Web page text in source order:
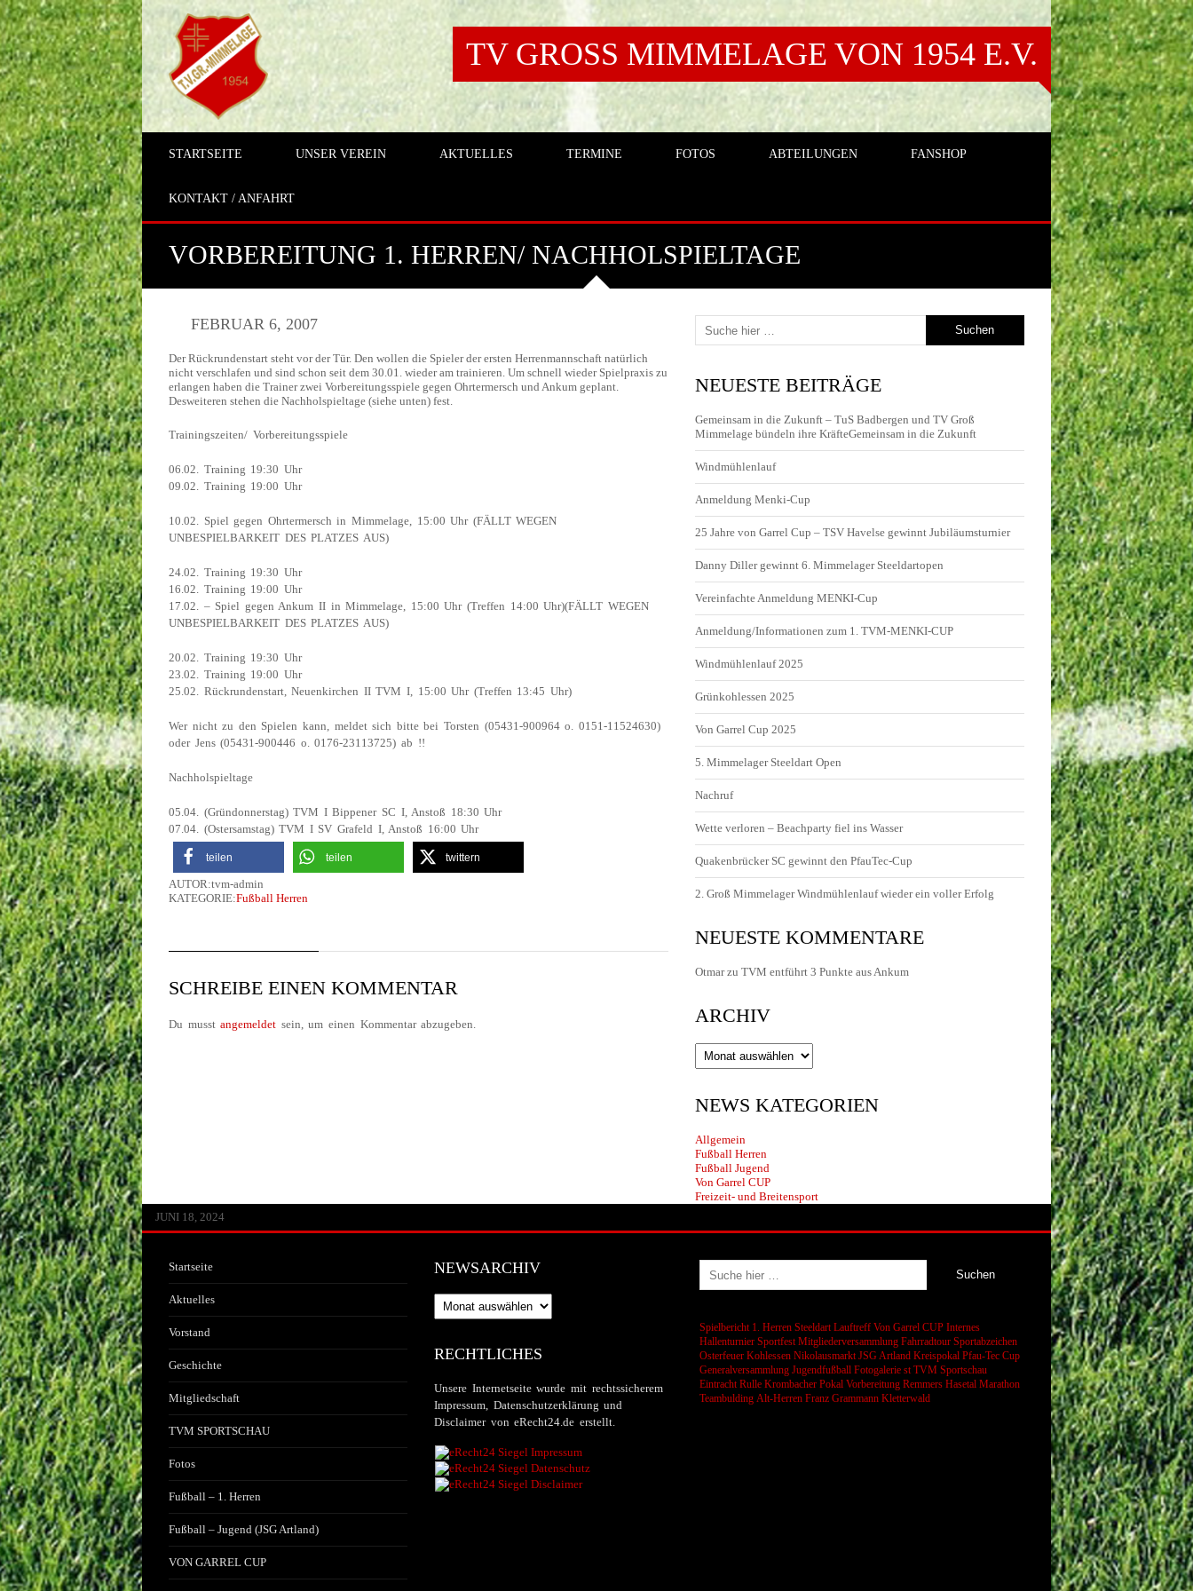
TV GROSS MIMMELAGE VON 1954 E.V.
STARTSEITE UNSER VEREIN AKTUELLES TERMINE FOTOS ABTEILUNGEN FANSHOP
KONTAKT / ANFAHRT
VORBEREITUNG 1. HERREN/ NACHHOLSPIELTAGE
FEBRUAR 6, 2007
Der Rückrundenstart steht vor der Tür. Den wollen die Spieler der ersten Herrenmannschaft natürlich
nicht verschlafen und sind schon seit dem 30.01. wieder am trainieren. Um schnell wieder Spielpraxis zu
erlangen haben die Trainer zwei Vorbereitungsspiele gegen Ohrtermersch und Ankum geplant.
Desweiteren stehen die Nachholspieltage (siehe unten) fest.
Trainingszeiten/ Vorbereitungsspiele
06.02. Training 19:30 Uhr
09.02. Training 19:00 Uhr
10.02. Spiel gegen Ohrtermersch in Mimmelage, 15:00 Uhr (FÄLLT WEGEN
UNBESPIELBARKEIT DES PLATZES AUS)
24.02. Training 19:30 Uhr
16.02. Training 19:00 Uhr
17.02. – Spiel gegen Ankum II in Mimmelage, 15:00 Uhr (Treffen 14:00 Uhr)(FÄLLT WEGEN
UNBESPIELBARKEIT DES PLATZES AUS)
20.02. Training 19:30 Uhr
23.02. Training 19:00 Uhr
25.02. Rückrundenstart, Neuenkirchen II TVM I, 15:00 Uhr (Treffen 13:45 Uhr)
Wer nicht zu den Spielen kann, meldet sich bitte bei Torsten (05431-900964 o. 0151-11524630)
oder Jens (05431-900446 o. 0176-23113725) ab !!
Nachholspieltage
05.04. (Gründonnerstag) TVM I Bippener SC I, Anstoß 18:30 Uhr
07.04. (Ostersamstag) TVM I SV Grafeld I, Anstoß 16:00 Uhr
teilen teilen twittern
AUTOR:tvm-admin
KATEGORIE:Fußball Herren
SCHREIBE EINEN KOMMENTAR
Du musstangemeldet sein, um einen Kommentar abzugeben.
NEUESTE BEITRÄGE
Gemeinsam in die Zukunft – TuS Badbergen und TV Groß
Mimmelage bündeln ihre KräfteGemeinsam in die Zukunft
JUNI 13, 2026
Windmühlenlauf
MAI 30, 2026
Anmeldung Menki-Cup
APRIL 29, 2026
25 Jahre von Garrel Cup – TSV Havelse gewinnt Jubiläumsturnier
FEBRUAR 14, 2026
Danny Diller gewinnt 6. Mimmelager Steeldartopen
JANUAR 22, 2026
Vereinfachte Anmeldung MENKI-Cup
JULI 20, 2025
Anmeldung/Informationen zum 1. TVM-MENKI-CUP
JULI 1, 2025
Windmühlenlauf 2025
JUNI 17, 2025
Grünkohlessen 2025
JANUAR 25, 2025
Von Garrel Cup 2025
JANUAR 25, 2025
5. Mimmelager Steeldart Open
JANUAR 25, 2025
Nachruf
OKTOBER 25, 2024
Wette verloren – Beachparty fiel ins Wasser
AUGUST 8, 2024
Quakenbrücker SC gewinnt den PfauTec-Cup
JULI 3, 2024
2. Groß Mimmelager Windmühlenlauf wieder ein voller Erfolg
JUNI 18, 2024
NEUESTE KOMMENTARE
OtmarzuTVM entführt 3 Punkte aus Ankum
ARCHIV
Archiv
NEWS KATEGORIEN
Allgemein
Fußball Herren
Fußball Jugend
Von Garrel CUP
Freizeit- und Breitensport
Startseite
Aktuelles
Vorstand
Geschichte
Mitgliedschaft
TVM SPORTSCHAU
Fotos
Fußball – 1. Herren
Fußball – Jugend (JSG Artland)
VON GARREL CUP
NEWSARCHIV
Newsarchiv
RECHTLICHES
Unsere Internetseite wurde mit rechtssicherem
Impressum, Datenschutzerklärung und
Disclaimer von eRecht24.de erstellt.
Spielbericht 1. Herren Steeldart Lauftreff Von Garrel CUP Internes
Hallenturnier Sportfest Mitgliederversammlung Fahrradtour Sportabzeichen
Osterfeuer Kohlessen Nikolausmarkt JSG Artland Kreispokal Pfau-Tec Cup
Generalversammlung Jugendfußball Fotogalerie st TVM Sportschau
Eintracht Rulle Krombacher Pokal Vorbereitung Remmers Hasetal Marathon
Teambulding Alt-Herren Franz Grammann Kletterwald